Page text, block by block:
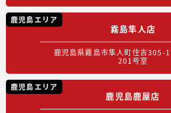
鹿児島エリア
霧島隼人店
鹿児島県霧島市隼人町住吉305-
201号室
鹿児島エリア
鹿児島鹿屋店